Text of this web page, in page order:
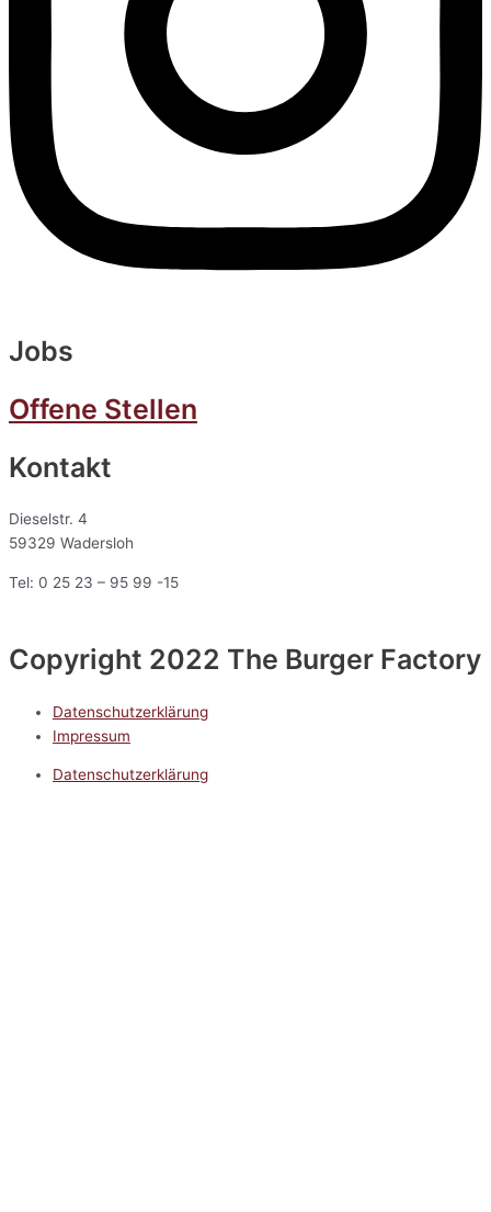
Jobs
Offene Stellen
Kontakt
Dieselstr. 4
59329 Wadersloh
Tel: 0 25 23 – 95 99 -15
Copyright 2022 The Burger Factory
Datenschutzerklärung
Impressum
Datenschutzerklärung